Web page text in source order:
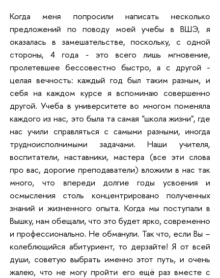
Когда меня попросили написать несколько
предложений по поводу моей учебы в ВШЭ, я
оказалась в замешательстве, поскольку, с одной
стороны, 4 года - это всего лишь мгновение,
пролетевшее бессовестно быстро, а с другой -
целая вечность: каждый год был таким разным, и
себя на каждом курсе я вспоминаю совершенно
другой. Учеба в университете во многом поменяла
каждого из нас, это была та самая "школа жизни", где
нас учили справляться с самыми разными, иногда
трудноисполнимыми задачами. Наши учителя,
воспитатели, наставники, мастера (все эти слова
про вас, дорогие преподаватели) вложили в нас так
много, что впереди долгие годы усвоения и
осмысления столь концентрировано полученных
знаний и жизненного опыта. Когда мы поступали в
Вышку, нам обещали, что это будет ярко, современно
и профессионально. Не обманули. Так что, если Вы –
колеблющийся абитуриент, то дерзайте! Я от всей
души, советую выбрать именно этот путь, и очень
жалею, что не могу пройти его ещё раз вместе с